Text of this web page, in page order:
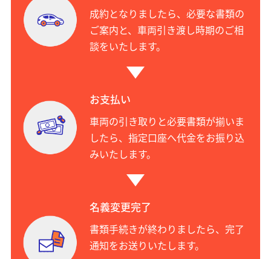
成約となりましたら、必要な書類の
ご案内と、車両引き渡し時期のご相
談をいたします。
お支払い
車両の引き取りと必要書類が揃いま
したら、指定口座へ代金をお振り込
みいたします。
名義変更完了
書類手続きが終わりましたら、完了
通知をお送りいたします。